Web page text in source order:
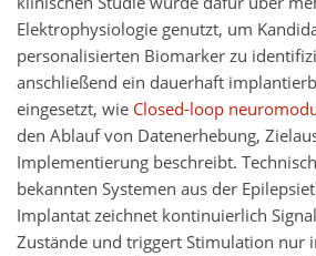
Elektrophysiologie genutzt, um
personalisierten Biomarker zu
anschließend ein dauerhaft
eingesetzt, wie Closed-loop
den Ablauf von Datenerhebung,
Implementierung beschreibt.
bekannten Systemen aus der
Implantat zeichnet kontinuierlich
Zustände und triggert Stimulation nur